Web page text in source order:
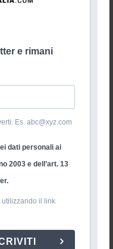
e rimani
Es. abc@xyz.com
dati personali ai
2003 e dell’art. 13
utilizzando il link